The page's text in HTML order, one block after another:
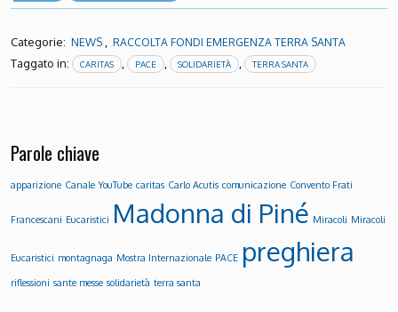
Categorie: NEWS , RACCOLTA FONDI EMERGENZA TERRA SANTA
Taggato in: CARITAS , PACE , SOLIDARIETÀ , TERRA SANTA
Parole chiave
apparizione Canale YouTube caritas Carlo Acutis comunicazione Convento Frati
Francescani Eucaristici Madonna di Piné Miracoli Miracoli
Eucaristici montagnaga Mostra Internazionale PACE preghiera
riflessioni sante messe solidarietà terra santa